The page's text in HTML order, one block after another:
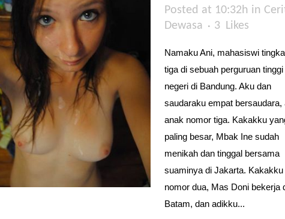
Posted at 10:32h in
Dewasa
3 Likes
Namaku Ani, mahasiswi
tiga di sebuah perguruan tinggi
negeri di Bandung. Aku dan
saudaraku empat bersaudara,
anak nomor tiga. Kakakku
paling besar, Mbak Ine sudah
menikah dan tinggal bersama
suaminya di Jakarta. Kakakku
nomor dua, Mas Doni bekerja
Batam, dan adikku...